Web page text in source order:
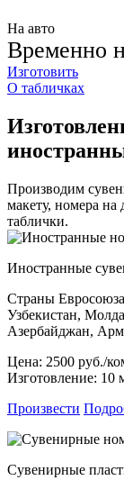
На авто
Временно
Изготовить
О табличках
Производим
макету, номера на
таблички.
Иностранные
Страны
Узбекистан,
Азербайджан,
Цена: 2500 руб./
Изготовление: 10
Произвести
Сувенирные